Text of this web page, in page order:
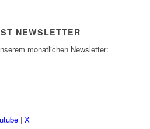
NEWSLETTER
monatlichen Newsletter:
| X